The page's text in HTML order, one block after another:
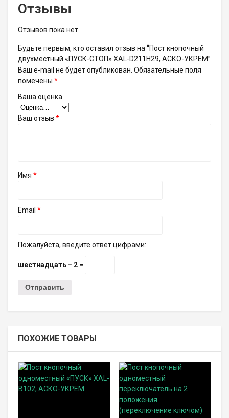
Отзывы
Отзывов пока нет.
Будьте первым, кто оставил отзыв на “Пост кнопочный
двухместный «ПУСК-СТОП» XAL-D211H29, АСКО-УКРЕМ”
Ваш e-mail не будет опубликован. Обязательные поля
помечены *
Ваша оценка
Ваш отзыв *
Имя *
Email *
Пожалуйста, введите ответ цифрами:
шестнадцать − 2 =
ПОХОЖИЕ ТОВАРЫ